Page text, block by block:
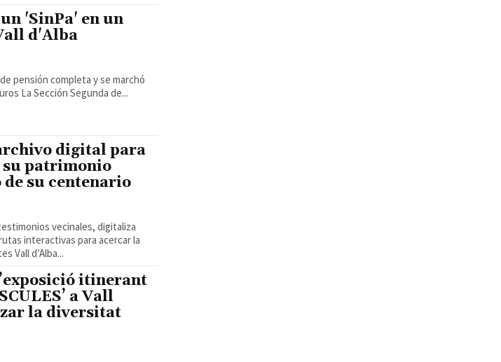
'SinPa' en un
d'Alba
pensión completa y se marchó
sin pagar la factura de 2.283 euros euros La Sección Segunda de...
digital para
patrimonio
su centenario
vecinales, digitaliza
interactivas para acercar la
memoria local a residentes y visitantes Vall d’Alba...
itinerant
a Vall
la diversitat